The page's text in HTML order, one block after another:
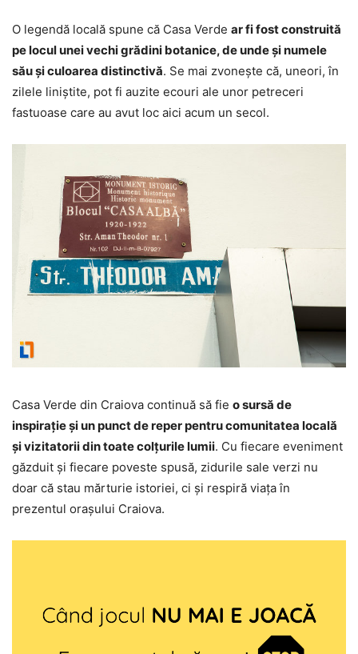
O legendă locală spune că Casa Verde ar fi fost construită
pe locul unei vechi grădini botanice, de unde și numele
său și culoarea distinctivă. Se mai zvonește că, uneori, în
zilele liniștite, pot fi auzite ecouri ale unor petreceri
fastuoase care au avut loc aici acum un secol.
Casa Verde din Craiova continuă să fie o sursă de
inspirație și un punct de reper pentru comunitatea locală
și vizitatorii din toate colțurile lumii. Cu fiecare eveniment
găzduit și fiecare poveste spusă, zidurile sale verzi nu
doar că stau mărturie istoriei, ci și respiră viața în
prezentul orașului Craiova.